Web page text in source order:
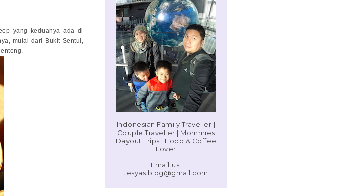
yang keduanya ada di
mulai dari Bukit Sentul,
Indonesian Family Traveller |
Couple Traveller | Mommies
Dayout Trips | Food & Coffee
Lover
Email us:
tesyas.blog@gmail.com